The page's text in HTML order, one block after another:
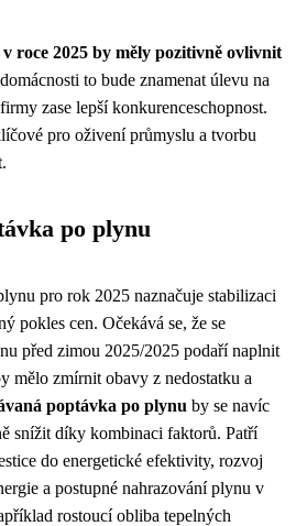
roce 2025 by měly pozitivně ovlivnit
to bude znamenat úlevu na
zase lepší konkurenceschopnost.
pro oživení průmyslu a tvorbu
po plynu
pro rok 2025 naznačuje stabilizaci
pokles cen. Očekává se, že se
před zimou 2025/2025 podaří naplnit
mělo zmírnit obavy z nedostatku a
poptávka po plynu by se navíc
snížit díky kombinaci faktorů. Patří
do energetické efektivity, rozvoj
a postupné nahrazování plynu v
rostoucí obliba tepelných